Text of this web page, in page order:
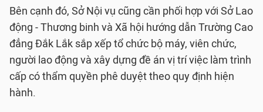
Bên cạnh đó, Sở Nội vụ cũng cần phối hợp với Sở Lao
động - Thương binh và Xã hội hướng dẫn Trường Cao
đẳng Đắk Lắk sắp xếp tổ chức bộ máy, viên chức,
người lao động và xây dựng đề án vị trí việc làm trình
cấp có thẩm quyền phê duyệt theo quy định hiện
hành.